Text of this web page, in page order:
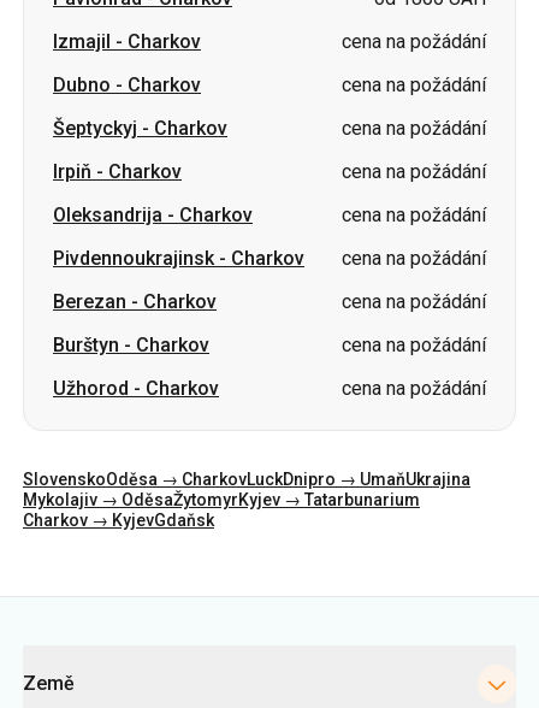
Irpiň-Charkov
cena na požádání
Oleksandrija-Charkov
cena na požádání
Pivdennoukrajinsk-
cena na požádání
Berezan-Charkov
cena na požádání
Burštyn-Charkov
cena na požádání
Užhorod-Charkov cena na požádání
SlovenskoOděsa → Charkov Dnipro → Umaň Ukrajina
Charkov → KyjevGdaňsk
Kategorie